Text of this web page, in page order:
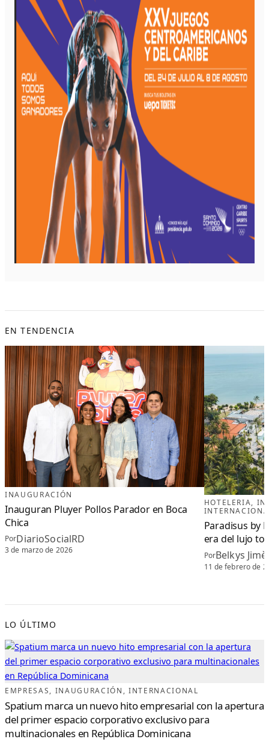
EN TENDENCIA
INAUGURACIÓN
Inauguran Pluyer Pollos Parador en Boca
Chica
PorDiarioSocialRD
3 de marzo de 2026
HOTELERIA,
Paradisus by
era del lujo
PorBelkys
11 de febrero de
LO ÚLTIMO
EMPRESAS, INAUGURACIÓN , INTERNACIONAL
Spatium marca un nuevo hito empresarial con la apertura
del primer espacio corporativo exclusivo para
multinacionales en República Dominicana